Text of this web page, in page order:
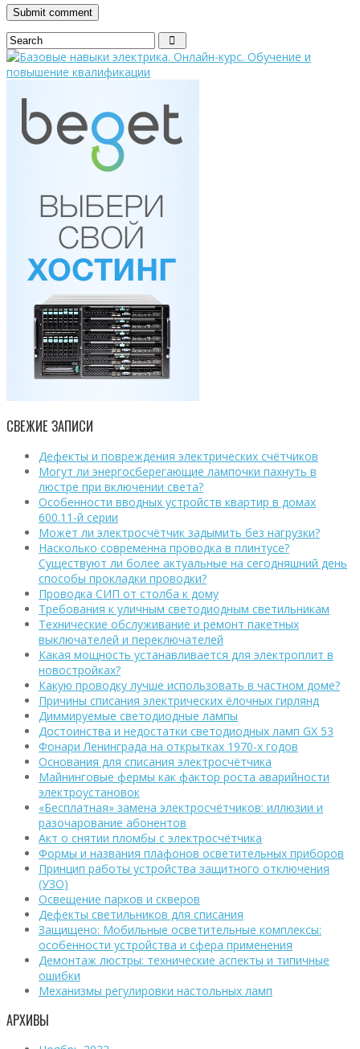
СВЕЖИЕ ЗАПИСИ
Дефекты и повреждения электрических счётчиков
Могут ли энергосберегающие лампочки пахнуть в
люстре при включении света?
Особенности вводных устройств квартир в домах
600.11-й серии
Может ли электросчётчик задымить без нагрузки?
Насколько современна проводка в плинтусе?
Существуют ли более актуальные на сегодняшний день
способы прокладки проводки?
Проводка СИП от столба к дому
Требования к уличным светодиодным светильникам
Технические обслуживание и ремонт пакетных
выключателей и переключателей
Какая мощность устанавливается для электроплит в
новостройках?
Какую проводку лучше использовать в частном доме?
Причины списания электрических ёлочных гирлянд
Диммируемые светодиодные лампы
Достоинства и недостатки светодиодных ламп GX 53
Фонари Ленинграда на открытках 1970-х годов
Основания для списания электросчётчика
Майнинговые фермы как фактор роста аварийности
электроустановок
«Бесплатная» замена электросчётчиков: иллюзии и
разочарование абонентов
Акт о снятии пломбы с электросчётчика
Формы и названия плафонов осветительных приборов
Принцип работы устройства защитного отключения
(УЗО)
Освещение парков и скверов
Дефекты светильников для списания
Защищено: Мобильные осветительные комплексы:
особенности устройства и сфера применения
Демонтаж люстры: технические аспекты и типичные
ошибки
Механизмы регулировки настольных ламп
АРХИВЫ